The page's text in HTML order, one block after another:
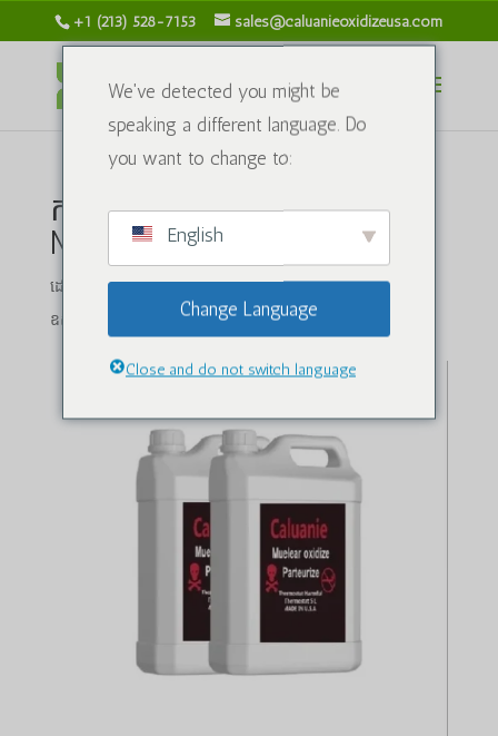
+1 (213) 528-7153 sales@caluanieoxidizeusa.com
ការយល់ដឹងអំពី Caluanie
Muelear Oxidize
ដោយ caluanieoxidizeusa.com|ខែកក្កដា 12, 2024|គីមី
ឧស្សាហកម្ម
We've detected you might be
speaking a different language. Do
you want to change to:
English
Change Language
Close and do not switch language